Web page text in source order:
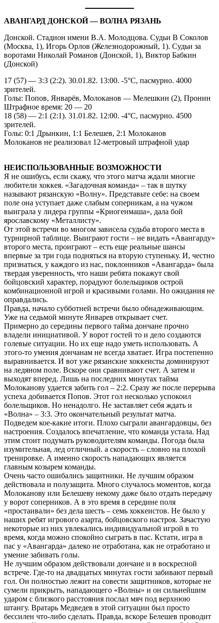
АВАНГАРД ДОНСКОЙ — ВОЛНА РЯЗАНЬ
Донской. Стадион имени В.А. Молодцова. Судьи В Соколов
(Москва, 1), Игорь Орлов (Железнодорожный, 1). Судьи за
воротами Николай Романов (Донской, 1), Виктор Бабкин
(Донской)
17 (57) — 3:3 (2:2). 30.01.82. 13:00. -5°С, пасмурно. 4000
зрителей.
Голы: Попов, Январёв, Молоканов — Мелешкин (2), Пронин
Штрафное время: 20 — 20
18 (58) — 2:1 (2:1). 31.01.82. 12:00. -4°С, пасмурно. 4500
зрителей.
Голы: 0:1 Дрынкин, 1:1 Белешев, 2:1 Молоканов
Молоканов не реализовал 12-метровый штрафной удар
НЕИСПОЛЬЗОВАННЫЕ ВОЗМОЖНОСТИ
Я не ошибусь, если скажу, что этого матча ждали многие
любители хоккея. «Загадочная команда» – так в шутку
называют рязанскую «Волну». Представьте себе: на своем
поле она уступает даже слабым соперникам, а на чужом
выиграла у лидера группы «Криогенмаша», дала бой
ярославскому «Металлисту».
От этой встречи во многом зависела судьба второго места в
турнирной таблице. Выиграют гости – не видать «Авангарду»
второго места, проиграют – есть еще реальные шансы
впервые за три года подняться на вторую ступеньку. И, честно
признаться, у каждого из нас, поклонников «Авангарда» была
твердая уверенность, что наши ребята покажут свой
бойцовский характер, порадуют болельщиков острой
комбинационной игрой и красивыми голами. Но ожидания не
оправдались.
Правда, начало субботней встречи было обнадеживающим.
Уже на седьмой минуте Январев открывает счет.
Примерно до середины первого тайма дончане прочно
владели инициативой. У ворот гостей то и дело создаются
голевые ситуации. Но их еще надо уметь использовать. А
этого-то умения дончанам не всегда хватает. Игра постепенно
выравнивается. И вот уже рязанские хоккеисты доминируют
на ледяном поле. Вскоре они сравнивают счет. А затем и
выходят вперед. Лишь на последних минутах тайма
Молоканову удается забить гол – 2:2. Сразу же после перерыва
успеха добивается Попов. Этот гол несколько успокоил
болельщиков. Но ненадолго. Не заставляет себя ждать и
«Волна» – 3:3. Это окончательный результат матча.
Подведем кое-какие итоги. Плохо сыграли авангардовцы, без
настроения. Создалось впечатление, что команда устала. Над
этим стоит подумать руководителям команды. Погода была
изумительная, лед отличный. а скорость – словно на плохой
тренировке. А именно скорость нападающих является
главным козырем команды.
Очень часто ошибались защитники. Не лучшим образом
действовала и полузащита. Много случалось моментов, когда
Молоканову или Белешеву некому даже было отдать передачу
у ворот соперников. А в это время в середине поля
«простаивали» без дела шесть – семь хоккеистов. Не было у
наших ребят игрового азарта, бойцовского настроя. Зачастую
некоторые из них увлекались индивидуальной игрой в то
время, когда можно спокойно сыграть в пас. Кстати, игра в
пас у «Авангарда» далеко не отработана, как не отработано и
умение забивать голы.
Не лучшим образом действовали дончане и в воскресной
встрече. Где-то на двадцатых минутах гости забивают первый
гол. Он полностью лежит на совести защитников, которые не
сумели прикрыть, нападающего «Волны» и он сильнейшим
ударом с близкого расстояния послал мяч под верхнюю
штангу. Вратарь Медведев в этой ситуации был просто
бессилен что-либо сделать. Правда, вскоре Белешев проводит